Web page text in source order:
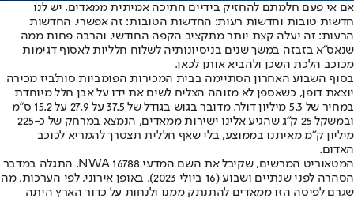
אם אי פעם חלמתם להחזיק בידיים חתיכה אמיתית ממאדים, יש לנו
חדשות טובות וחדשות רעות: החדשות הטובות: זה אפשרי. החדשות
הרעות: זה יעלה קצת יותר מתקציב הקפה החודשי, והרבה פחות ממה
שנאס"א בזבזה במשך שנים בניסיונותיה לשלוח חלליות לאסוף דגימות
מכוכב הלכת השכן ולהביא אותן לכאן.
בסוף השבוע האחרון הסתיימה בבית המכירות הפומביות סות'ביז מכירה
יוצאת דופן, כשאספן לא מזוהה הצליח לשים את ידו על אבן חלל מיוחדת
במחיר של 5.3 מיליון דולר. מדובר בגוש בגודל של 37.5 על 27.9 על 15.2 ס"מ
ובמשקל 25 ק"ג שהגיע אלינו ישירות ממאדים, הנמצא במרחק של כ-225
מיליון ק"מ מאיתנו בממוצע, בלי שאף חללית תצטרך להמריא לכוכב
האדום.
המטאוריט המרשים, שקיבל את השם המדעי NWA 16788, התגלה במדבר
הסהרה לפני שנתיים ושבוע (16 ביולי 2023). באופן אירוני, לפי הערכות, מה
שגרם לפיסה הזו ממאדים להתנתק ממנו ולנחות על כדור הארץ היתה